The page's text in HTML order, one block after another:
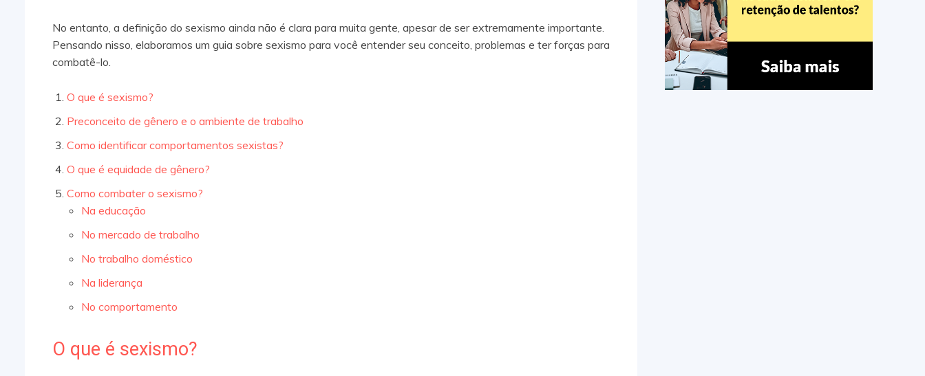
No entanto, a definição do sexismo ainda não é clara para muita gente, apesar de ser extremamente importante.
Pensando nisso, elaboramos um guia sobre sexismo para você entender seu conceito, problemas e ter forças para
combatê-lo.
O que é sexismo?
Preconceito de gênero e o ambiente de trabalho
Como identificar comportamentos sexistas?
O que é equidade de gênero?
Como combater o sexismo?
Na educação
No mercado de trabalho
No trabalho doméstico
Na liderança
No comportamento
O que é sexismo?